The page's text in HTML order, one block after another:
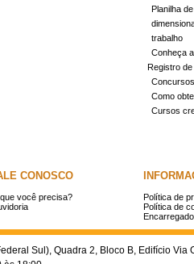
Planilha
trabalho
Conheça
Registro
Concursos
Como
Cursos
CONOSCO
você precisa?
Política de
Política de
Sul), Quadra 2, Bloco B, Edifício